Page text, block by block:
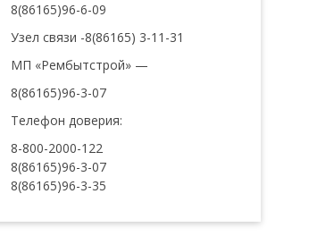
8(86165)96-6-09
Узел связи -8(86165) 3-11-31
МП «Рембытстрой» —
8(86165)96-3-07
Телефон доверия:
8-800-2000-122
8(86165)96-3-07
8(86165)96-3-35